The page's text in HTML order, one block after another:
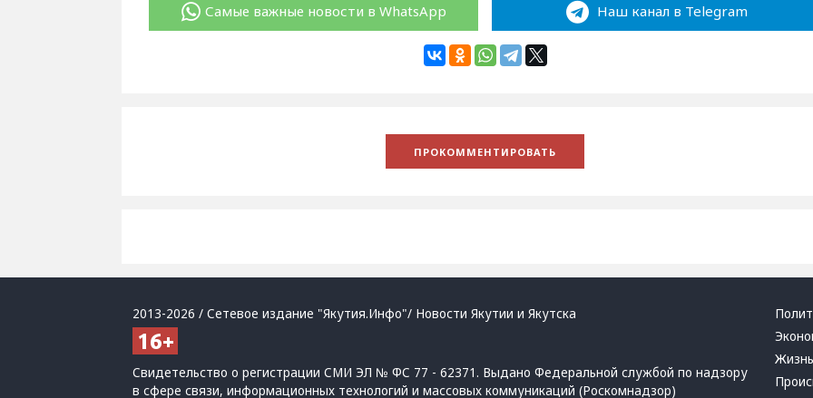
Самые важные новости в WhatsApp Наш канал в Telegram
2013-2026 / Сетевое издание "Якутия.Инфо"/ Новости Якутии и Якутска
Свидетельство о регистрации СМИ ЭЛ № ФС 77 - 62371. Выдано Федеральной службой по надзору
в сфере связи, информационных технологий и массовых коммуникаций (Роскомнадзор)